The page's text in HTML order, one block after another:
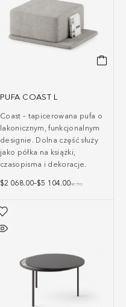
PUFA COAST L
Coast – tapicerowana pufa o
lakonicznym, funkcjonalnym
designie. Dolna część służy
jako półka na książki,
czasopisma i dekoracje.
$2 068.00–$5 104.00NETTO